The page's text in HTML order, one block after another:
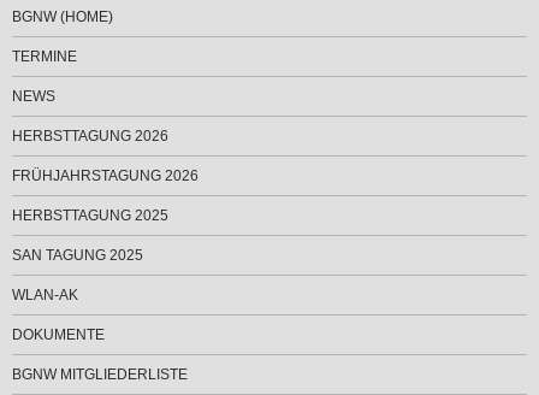
BGNW (HOME)
TERMINE
NEWS
HERBSTTAGUNG 2026
FRÜHJAHRSTAGUNG 2026
HERBSTTAGUNG 2025
SAN TAGUNG 2025
WLAN-AK
DOKUMENTE
BGNW MITGLIEDERLISTE